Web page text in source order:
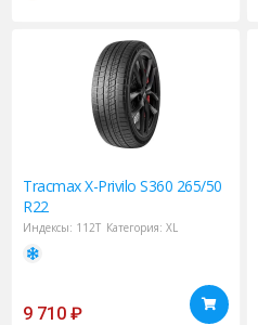
TracmaxX-Privilo S360 265/50
R22
Индексы: 112T Категория: XL
9 710 ₽